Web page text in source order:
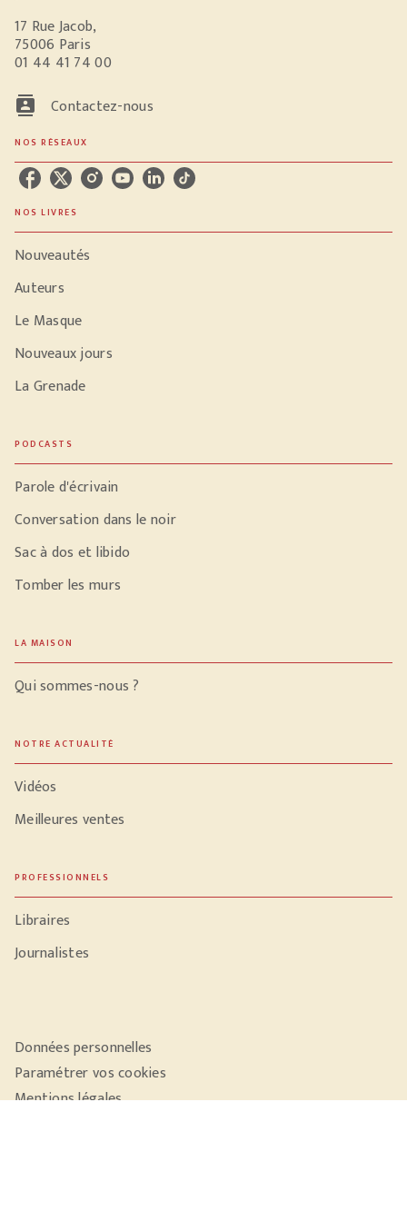
17 Rue Jacob,
75006 Paris
01 44 41 74 00
contacts Contactez-nous
NOS RÉSEAUX
NOS LIVRES
Nouveautés
Auteurs
Le Masque
Nouveaux jours
La Grenade
PODCASTS
Parole d'écrivain
Conversation dans le noir
Sac à dos et libido
Tomber les murs
LA MAISON
Qui sommes-nous ?
NOTRE ACTUALITÉ
Vidéos
Meilleures ventes
PROFESSIONNELS
Libraires
Journalistes
Données personnelles
Paramétrer vos cookies
Mentions légales